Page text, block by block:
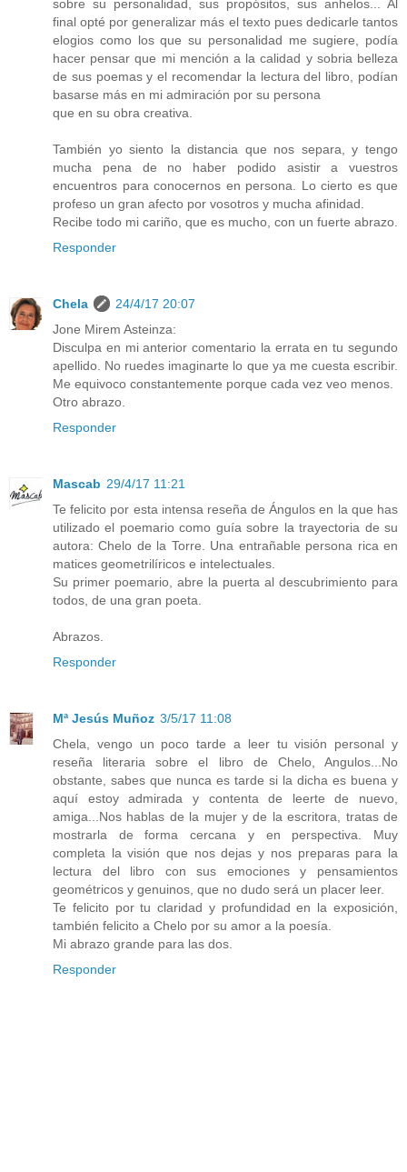
sobre su personalidad, sus propósitos, sus anhelos... Al
final opté por generalizar más el texto pues dedicarle tantos
elogios como los que su personalidad me sugiere, podía
hacer pensar que mi mención a la calidad y sobria belleza
de sus poemas y el recomendar la lectura del libro, podían
basarse más en mi admiración por su persona
que en su obra creativa.
También yo siento la distancia que nos separa, y tengo
mucha pena de no haber podido asistir a vuestros
encuentros para conocernos en persona. Lo cierto es que
profeso un gran afecto por vosotros y mucha afinidad.
Recibe todo mi cariño, que es mucho, con un fuerte abrazo.
Responder
Chela
24/4/17 20:07
Jone Mirem Asteinza:
Disculpa en mi anterior comentario la errata en tu segundo
apellido. No ruedes imaginarte lo que ya me cuesta escribir.
Me equivoco constantemente porque cada vez veo menos.
Otro abrazo.
Responder
Mascab 29/4/17 11:21
Te felicito por esta intensa reseña de Ángulos en la que has
utilizado el poemario como guía sobre la trayectoria de su
autora: Chelo de la Torre. Una entrañable persona rica en
matices geometrilíricos e intelectuales.
Su primer poemario, abre la puerta al descubrimiento para
todos, de una gran poeta.
Abrazos.
Responder
Mª Jesús Muñoz 3/5/17 11:08
Chela, vengo un poco tarde a leer tu visión personal y
reseña literaria sobre el libro de Chelo, Angulos...No
obstante, sabes que nunca es tarde si la dicha es buena y
aquí estoy admirada y contenta de leerte de nuevo,
amiga...Nos hablas de la mujer y de la escritora, tratas de
mostrarla de forma cercana y en perspectiva. Muy
completa la visión que nos dejas y nos preparas para la
lectura del libro con sus emociones y pensamientos
geométricos y genuinos, que no dudo será un placer leer.
Te felicito por tu claridad y profundidad en la exposición,
también felicito a Chelo por su amor a la poesía.
Mi abrazo grande para las dos.
Responder